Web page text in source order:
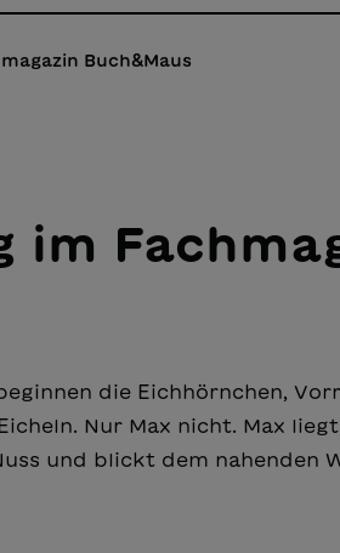
Buch&Maus
im
die Eichhörnchen,
Nur Max nicht. Max
und blickt dem nahenden